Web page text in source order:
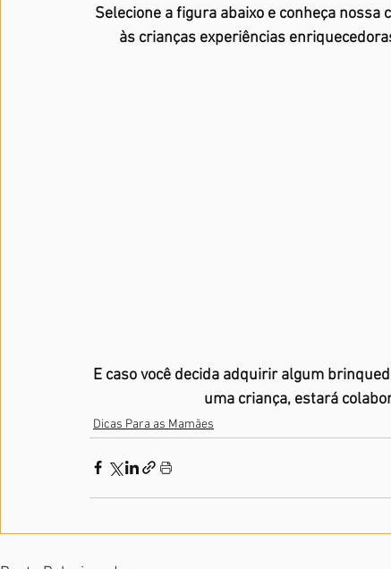
Selecione a figura abaixo e conheça
às crianças experiências
E caso você decida adquirir algum
uma criança, estará
Dicas Para as Mamães